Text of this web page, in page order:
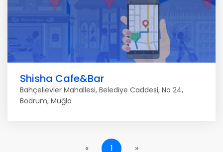
Shisha Cafe&Bar
Bahçelievler Mahallesi, Belediye Caddesi, No 24,
Bodrum, Muğla
« 1 »